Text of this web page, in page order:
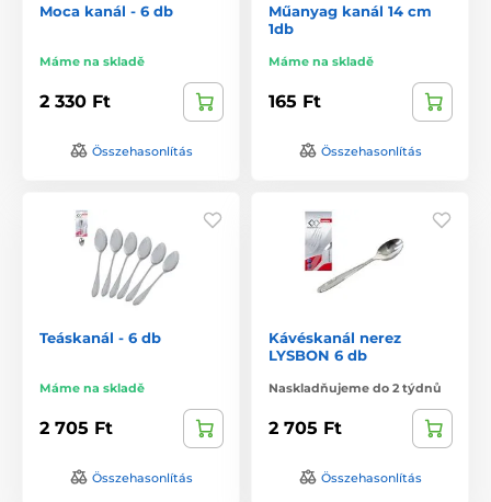
Moca kanál - 6 db
Máme na skladě
2 330 Ft
Összehasonlítás
Műanyag kanál 14 cm
1db
Máme na skladě
165 Ft
Összehasonlítás
Teáskanál - 6 db
Máme na skladě
2 705 Ft
Összehasonlítás
Kávéskanál nerez
LYSBON 6 db
Naskladňujeme do 2 týdnů
2 705 Ft
Összehasonlítás